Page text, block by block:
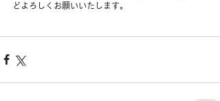
どよろしくお願いいたします。